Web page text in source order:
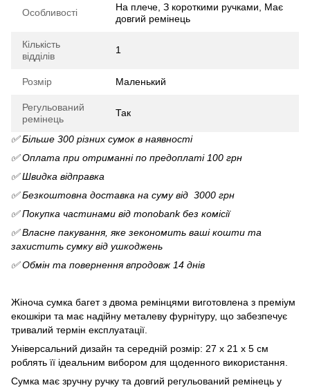
Особливості
На плече, З короткими ручками, Має
довгий ремінець
Кількість
відділів
1
Розмір Маленький
Регульований
ремінець
Так
✅ Більше 300 різних сумок в наявності
✅ Оплата при отриманні по предоплаті 100 грн
✅ Швидка відправка
✅ Безкоштовна доставка на суму від 3000 грн
✅ Покупка частинами від monobank без комісії
✅ Власне пакування, яке зекономить ваші кошти та
захистить сумку від ушкоджень
✅ Обмін та повернення впродовж 14 днів
Жіноча сумка багет з двома ремінцями виготовлена з преміум
екошкіри та має надійну металеву фурнітуру, що забезпечує
тривалий термін експлуатації.
Універсальний дизайн та середній розмір: 27 х 21 х 5 см
роблять її ідеальним вибором для щоденного використання.
Сумка має зручну ручку та довгий регульований ремінець у